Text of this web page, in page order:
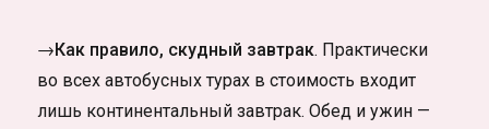
→Как правило, скудный завтрак. Практически
во всех автобусных турах в стоимость входит
лишь континентальный завтрак. Обед и ужин —